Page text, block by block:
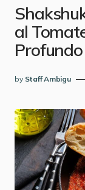
al
Profundo
by Staff Ambigu